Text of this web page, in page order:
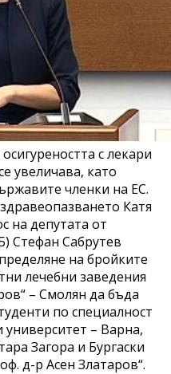
с лекари
увеличава, като
членки на ЕС.
Катя
на депутата от
Стефан Сабрутев
на бройките
лечебни заведения
– Смолян да бъда
по специалност
– Варна,
Загора и Бургаски
д-р Асен Златаров“.